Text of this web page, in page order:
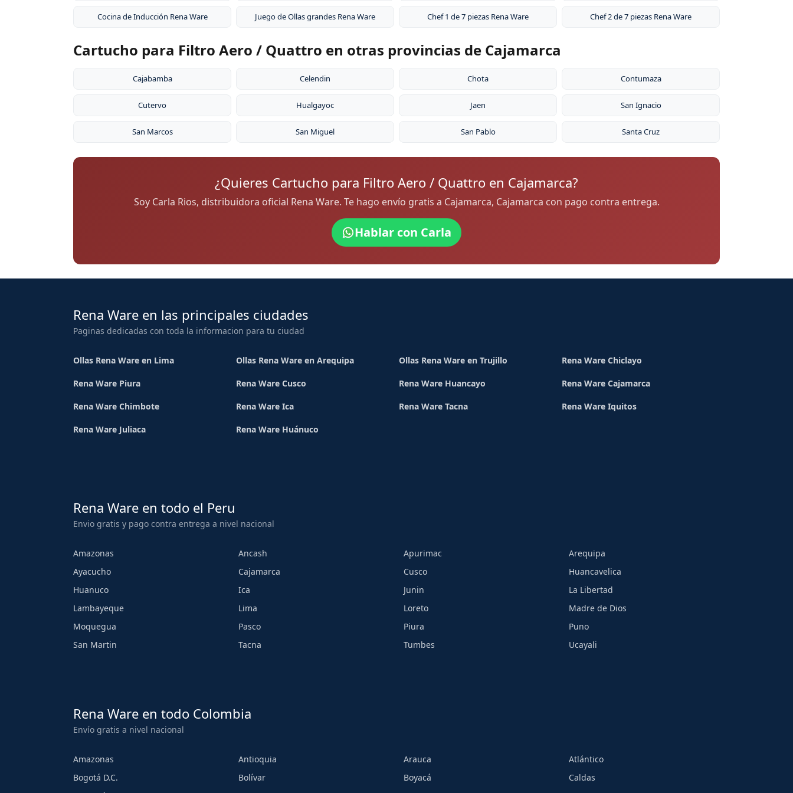
Cocina de Inducción Rena Ware Juego de Ollas grandes Rena Ware Chef 1 de 7 piezas Rena Ware Chef 2 de 7 piezas Rena Ware
Cartucho para Filtro Aero / Quattro en otras provincias de Cajamarca
Cajabamba Celendin Chota Contumaza
Cutervo Hualgayoc Jaen San Ignacio
San Marcos San Miguel San Pablo Santa Cruz
¿Quieres Cartucho para Filtro Aero / Quattro en Cajamarca?
Soy Carla Rios, distribuidora oficial Rena Ware. Te hago envío gratis a Cajamarca, Cajamarca con pago contra entrega.
Hablar con Carla
Rena Ware en las principales ciudades
Paginas dedicadas con toda la informacion para tu ciudad
Ollas Rena Ware en Lima Ollas Rena Ware en Arequipa Ollas Rena Ware en Trujillo Rena Ware Chiclayo
Rena Ware Piura Rena Ware Cusco Rena Ware Huancayo Rena Ware Cajamarca
Rena Ware Chimbote Rena Ware Ica Rena Ware Tacna Rena Ware Iquitos
Rena Ware Juliaca Rena Ware Huánuco
Rena Ware en todo el Peru
Envio gratis y pago contra entrega a nivel nacional
Amazonas Ancash Apurimac
Arequipa
Ayacucho
Cajamarca Cusco
Huancavelica
Huanuco
Ica Junin
La Libertad
Lambayeque
Lima Loreto
Madre de Dios
Moquegua
Pasco Piura
Puno
San Martin
Tacna Tumbes Ucayali
Rena Ware en todo Colombia
Envío gratis a nivel nacional
Amazonas Antioquia Arauca
Atlántico
Bogotá D.C.
Bolívar Boyacá
Caldas